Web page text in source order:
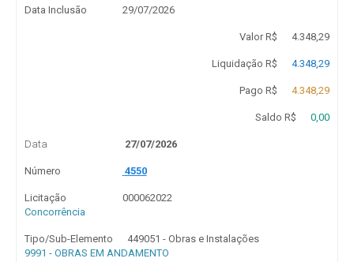
Data Inclusão 29/07/2026
Valor R$ 4.348,29
Liquidação R$ 4.348,29
Pago R$ 4.348,29
Saldo R$ 0,00
Data 27/07/2026
Número 4550
Licitação
000062022
Concorrência
Tipo/Sub-Elemento
449051 - Obras e Instalações
9991 - OBRAS EM ANDAMENTO